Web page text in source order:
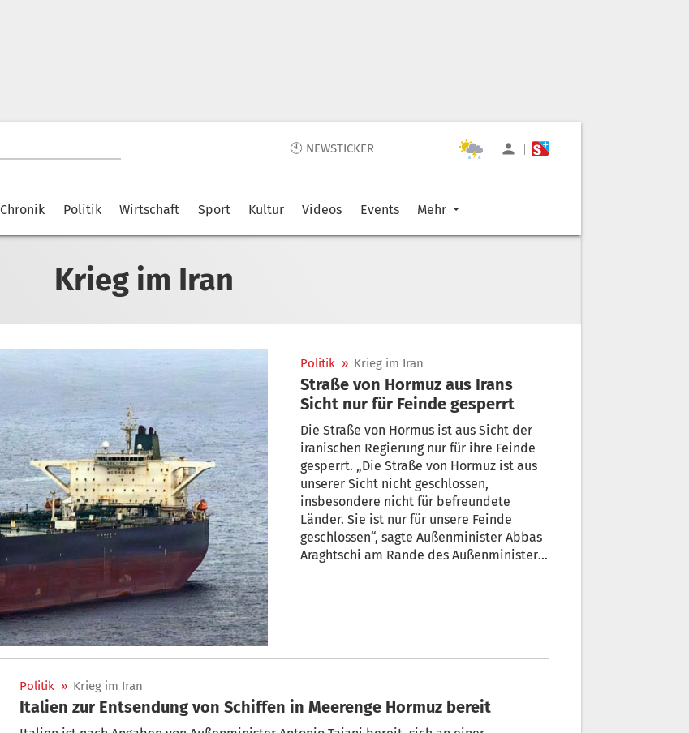
🕙 NEWSTICKER | |
Chronik Politik Wirtschaft Sport Kultur Videos Events Mehr
Krieg im Iran
Politik » Krieg im Iran
Straße von Hormuz aus Irans
Sicht nur für Feinde gesperrt
Die Straße von Hormus ist aus Sicht der
iranischen Regierung nur für ihre Feinde
gesperrt. „Die Straße von Hormuz ist aus
unserer Sicht nicht geschlossen,
insbesondere nicht für befreundete
Länder. Sie ist nur für unsere Feinde
geschlossen“, sagte Außenminister Abbas
Araghtschi am Rande des Außenminister-
Politik » Krieg im Iran
Italien zur Entsendung von Schiffen in Meerenge Hormuz bereit